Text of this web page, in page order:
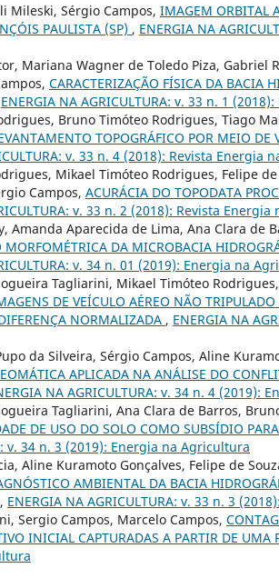
Mileski, Sérgio Campos, IMAGEM ORBITAL
PAULISTA (SP) , ENERGIA NA
Mariana Wagner de Toledo Piza, Gabriel
CARACTERIZAÇÃO FÍSICA DA BACIA
ENERGIA NA AGRICULTURA: v. 33 n. 1
Bruno Timóteo Rodrigues, Tiago
TOPOGRÁFICO POR MEIO
v. 33 n. 4 (2018): Revista Energia
Mikael Timóteo Rodrigues, Felipe
Campos, ACURÁCIA DO TOPODATA
v. 33 n. 2 (2018): Revista
Amanda Aparecida de Lima, Ana Clara de
MORFOMÉTRICA DA MICROBACIA
v. 34 n. 01 (2019): Energia na
Tagliarini, Mikael Timóteo
DE VEÍCULO AÉREO NÃO
NORMALIZADA , ENERGIA NA
da Silveira, Sérgio Campos, Aline
APLICADA NA ANÁLISE DO
NA AGRICULTURA: v. 34 n. 4 (2019):
Tagliarini, Ana Clara de Barros,
DE USO DO SOLO COMO SUBSÍDIO
v. 34 n. 3 (2019): Energia na Agricultura
Aline Kuramoto Gonçalves, Felipe de
AMBIENTAL DA BACIA
, ENERGIA NA AGRICULTURA: v. 33 n. 3
Sergio Campos, Marcelo Campos,
INICIAL CAPTURADAS A PARTIR DE UMA